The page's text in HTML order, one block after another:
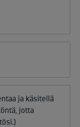
ja käsitellä
jotta